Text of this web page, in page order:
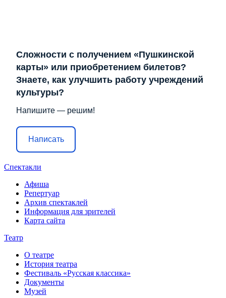
Сложности с получением «Пушкинской
карты» или приобретением билетов?
Знаете, как улучшить работу учреждений
культуры?
Напишите — решим!
Написать
Спектакли
Афиша
Репертуар
Архив спектаклей
Информация для зрителей
Карта сайта
Театр
О театре
История театра
Фестиваль «Русская классика»
Документы
Музей